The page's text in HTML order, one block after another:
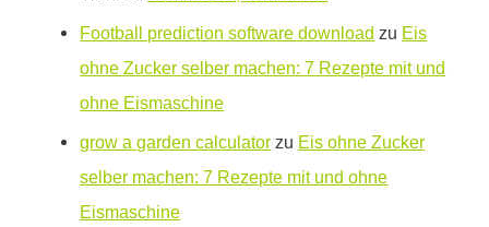
Football prediction software download zu Eis
ohne Zucker selber machen: 7 Rezepte mit und
ohne Eismaschine
grow a garden calculator zu Eis ohne Zucker
selber machen: 7 Rezepte mit und ohne
Eismaschine